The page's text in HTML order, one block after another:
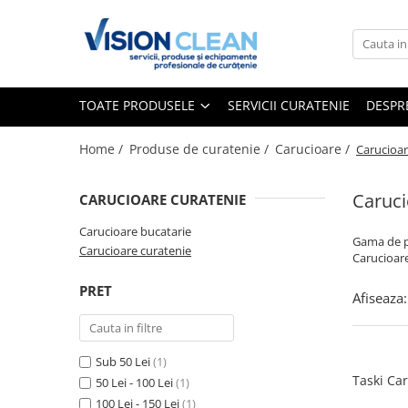
Aspiratoare si masini curatenie
Aspiratoare injectie - extractie
Aspiratoare profesionale de lichide
Masini de curatat si aspirat
Maturatori
Monodiscuri profesionale
Detergenti profesionali
TOATE PRODUSELE SERVICII CURATENIE
Home / Produse de curatenie / Carucioare /
Gama de
CARUCIOARE CURATENIE
Carucioare bucatarie
Carucioare curatenie
PRET
Sub 50 Lei(1)
50 Lei - 100 Lei(1)
100 Lei - 150 Lei(1)
Afiseaza:
Taski